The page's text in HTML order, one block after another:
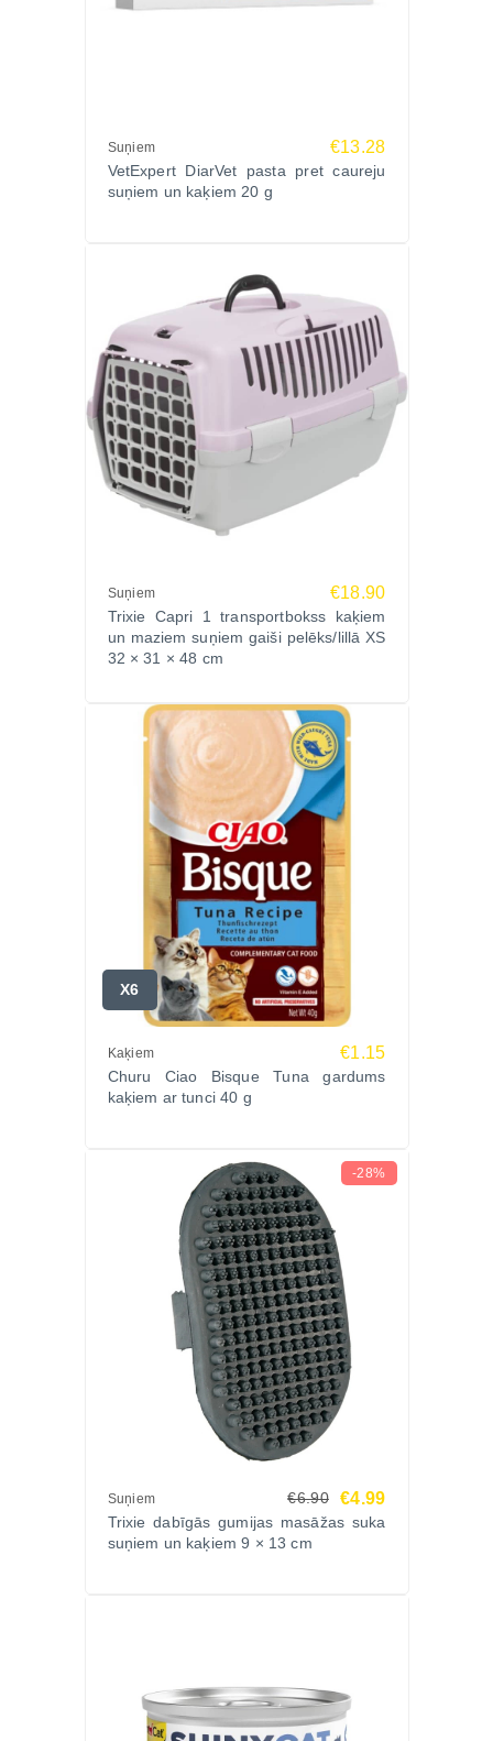
Suņiem €13.28
VetExpert DiarVet pasta pret caureju
suņiem un kaķiem 20 g
Suņiem €18.90
Trixie Capri 1 transportbokss kaķiem
un maziem suņiem gaiši pelēks/lillā XS
32 × 31 × 48 cm
X6
Kaķiem €1.15
Churu Ciao Bisque Tuna gardums
kaķiem ar tunci 40 g
-28%
Suņiem €6.90 €4.99
Trixie dabīgās gumijas masāžas suka
suņiem un kaķiem 9 × 13 cm